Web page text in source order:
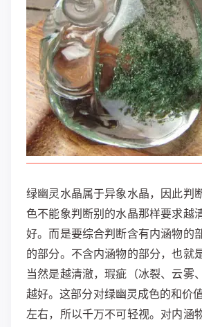
绿幽灵水晶属于异象水晶，因此判
色不能象判断别的水晶那样要求越
好。而是要综合判断含有内涵物的
的部分。不含内涵物的部分，也就
当然是越清澈，瑕疵（冰裂、云雾
越好。这部分对绿幽灵成色的和价
左右，所以千万不可轻视。对内涵